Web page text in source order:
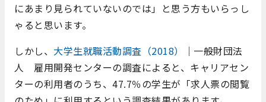
にあまり見られていないのでは」と思う方もいらっし
ゃると思います。
しかし、 大学生就職活動調査（2018）
｜一般財団法
人 雇用開発センターの調査によると、キャリアセン
ターの利用者のうち、47.7％の学生が「求人票の閲覧